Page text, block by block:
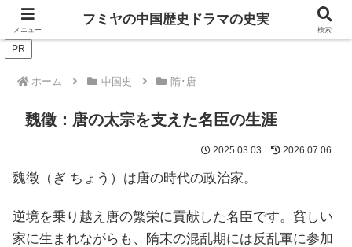
ドラマは歴史を知るともっと面白い！
PR
ホーム 中国史 隋･唐
魏徵：唐の太宗を支えた名臣の生涯
2025.03.03 2026.07.06
魏徵（ぎ ちょう）は唐の時代の政治家。
逆境を乗り越え唐の繁栄に貢献した名臣です。貧しい
家に生まれながらも、隋末の混乱期には反乱軍に参加
メニュー
フミヤの中国歴史ドラマの史実
検索